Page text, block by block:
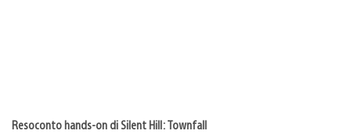
Resoconto hands-on di Silent Hill: Townfall